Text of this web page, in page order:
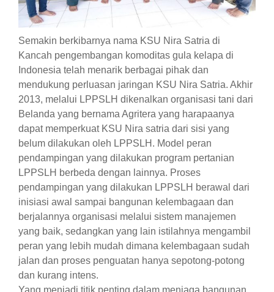
Semakin berkibarnya nama KSU Nira Satria di
Kancah pengembangan komoditas gula kelapa di
Indonesia telah menarik berbagai pihak dan
mendukung perluasan jaringan KSU Nira Satria. Akhir
2013, melalui LPPSLH dikenalkan organisasi tani dari
Belanda yang bernama Agritera yang harapaanya
dapat memperkuat KSU Nira satria dari sisi yang
belum dilakukan oleh LPPSLH. Model peran
pendampingan yang dilakukan program pertanian
LPPSLH berbeda dengan lainnya. Proses
pendampingan yang dilakukan LPPSLH berawal dari
inisiasi awal sampai bangunan kelembagaan dan
berjalannya organisasi melalui sistem manajemen
yang baik, sedangkan yang lain istilahnya mengambil
peran yang lebih mudah dimana kelembagaan sudah
jalan dan proses penguatan hanya sepotong-potong
dan kurang intens.
Yang menjadi titik penting dalam menjaga bangunan